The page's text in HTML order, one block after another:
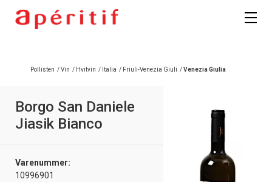
Pollisten /Vin / Hvitvin / Italia / Friuli-Venezia Giuli /Venezia Giulia
Borgo San Daniele
Jiasik Bianco
Varenummer:
10996901